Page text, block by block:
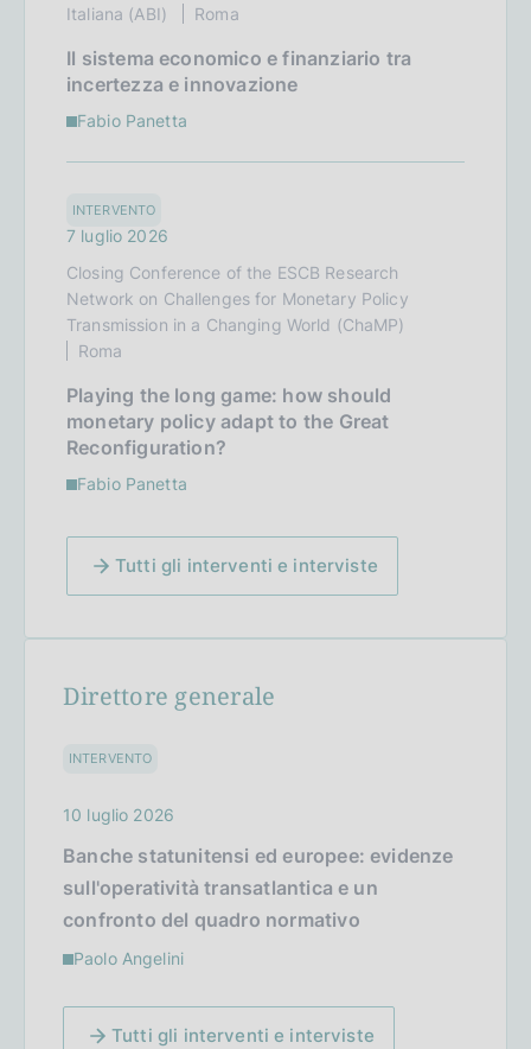
Italiana (ABI)
Roma
Il sistema economico e finanziario tra
incertezza e innovazione
Fabio Panetta
7 luglio 2026
Closing Conference of the ESCB Research
Network on Challenges for Monetary Policy
Transmission in a Changing World (ChaMP)
Roma
Playing the long game: how should
monetary policy adapt to the Great
Reconfiguration?
Fabio Panetta
INTERVENTO
Tutti gli interventi e interviste
Direttore generale
INTERVENTO
10 luglio 2026
Banche statunitensi ed europee: evidenze
sull'operatività transatlantica e un
confronto del quadro normativo
Paolo Angelini
Tutti gli interventi e interviste